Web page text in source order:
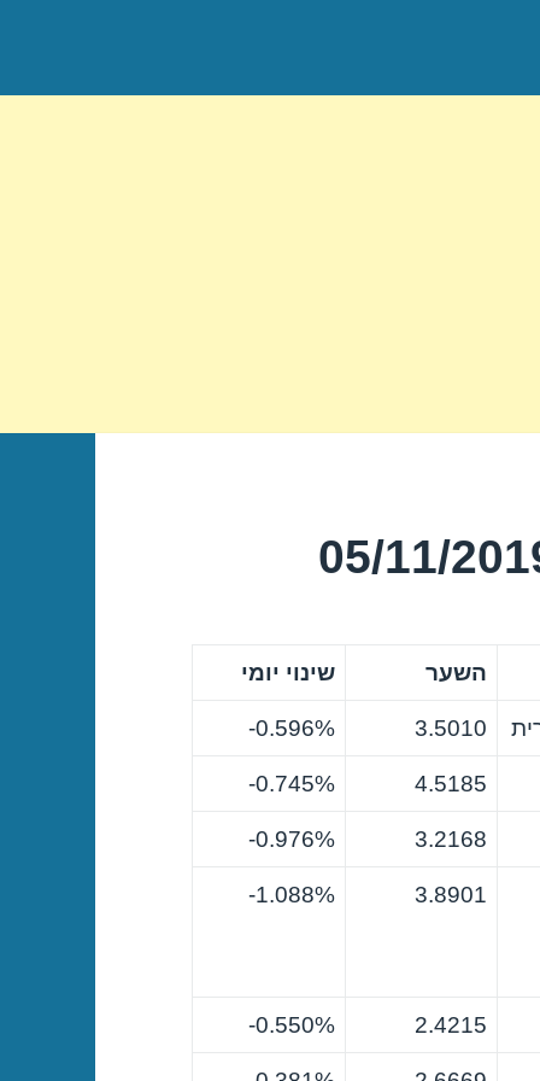
השער שינוי יומי
3.5010
0.596%-
4.5185
0.745%-
3.2168
0.976%-
3.8901
1.088%-
2.4215
0.550%-